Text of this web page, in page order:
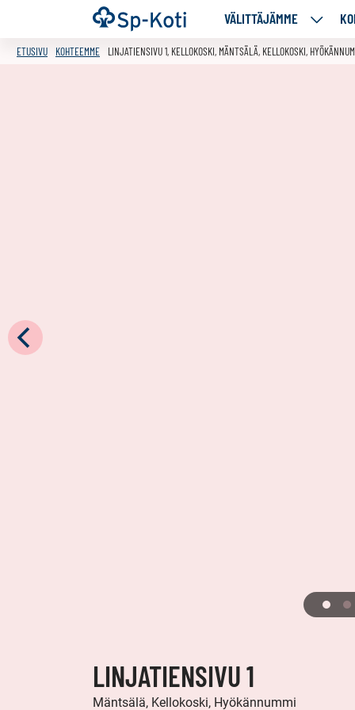
Siirry
sisältöön
Etusivu VÄLITTÄJÄMME
ETUSIVU KOHTEEMME LINJATIENSIVU 1, KELLOKOSKI, MÄNTSÄLÄ, KELLOKOSKI,
LINJATIENSIVU 1
Mäntsälä, Kellokoski, Hyökännummi